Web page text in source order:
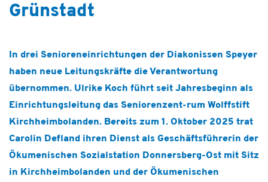
Grünstadt
In drei Senioreneinrichtungen der Diakonissen Speyer
haben neue Leitungskräfte die Verantwortung
übernommen. Ulrike Koch führt seit Jahresbeginn als
Einrichtungsleitung das Seniorenzent-rum Wolffstift
Kirchheimbolanden. Bereits zum 1. Oktober 2025 trat
Carolin Defland ihren Dienst als Geschäftsführerin der
Ökumenischen Sozialstation Donnersberg-Ost mit Sitz
in Kirchheimbolanden und der Ökumenischen